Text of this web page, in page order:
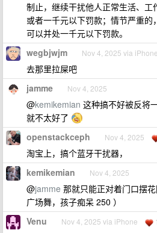
制止，继续干扰他人正常生活、
或者一千元以下罚款；情节严重的
可以并处一千元以下罚款。
wegbjwjm Nov 4, 2025 via iPhone
去那里拉屎吧
jamme Nov 4, 2025
@kemikemian 这种搞不好被反将
就不太好了
openstackceph Nov 4, 2025
淘宝上，搞个蓝牙干扰器，
kemikemian Nov 4, 2025
@jamme 那就只能正对着门口摆
广场舞，孩子痴呆 250 ）
Venu Nov 4, 2025 via iPhone 1